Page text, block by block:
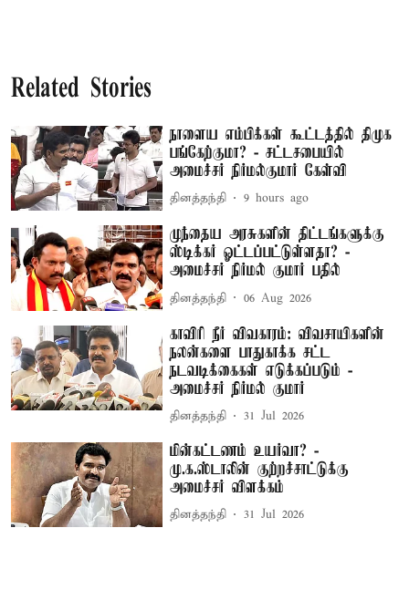
Related Stories
நாளைய எம்பிக்கள் கூட்டத்தில் திமுக
பங்கேற்குமா? - சட்டசபையில்
அமைச்சர் நிர்மல்குமார் கேள்வி
தினத்தந்தி 9 hours ago
முந்தைய அரசுகளின் திட்டங்களுக்கு
ஸ்டிக்கர் ஓட்டப்பட்டுள்ளதா? -
அமைச்சர் நிர்மல் குமார் பதில்
தினத்தந்தி 06 Aug 2026
காவிரி நீர் விவகாரம்: விவசாயிகளின்
நலன்களை பாதுகாக்க சட்ட
நடவடிக்கைகள் எடுக்கப்படும் -
அமைச்சர் நிர்மல் குமார்
தினத்தந்தி 31 Jul 2026
மின்கட்டணம் உயர்வா? -
மு.க.ஸ்டாலின் குற்றச்சாட்டுக்கு
அமைச்சர் விளக்கம்
தினத்தந்தி 31 Jul 2026